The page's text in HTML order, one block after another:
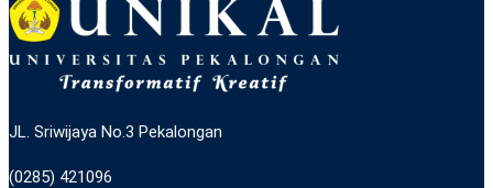
JL. Sriwijaya No.3 Pekalongan
(0285) 421096